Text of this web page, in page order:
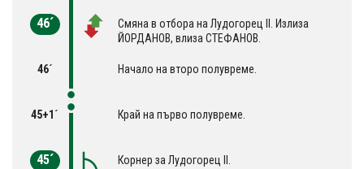
46´
Смяна в отбора на Лудогорец II. Излиза
ЙОРДАНОВ, влиза СТЕФАНОВ.
46´ Начало на второ полувреме.
45+1´ Край на първо полувреме.
45´ Корнер за Лудогорец II.